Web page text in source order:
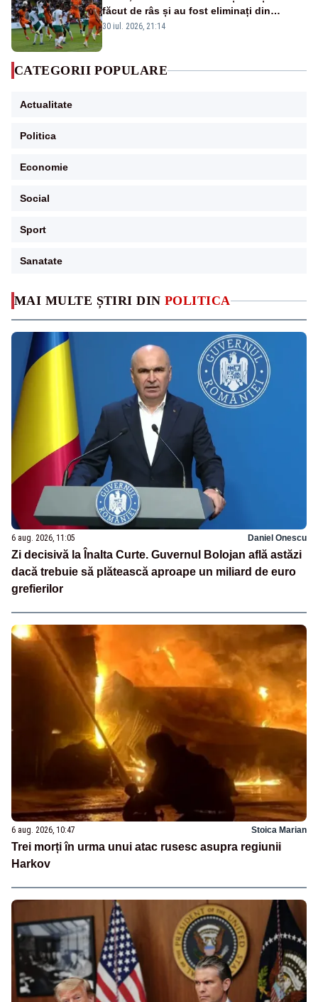
MAI MULTE ȘTIRI DIN POLITICA
6 aug. 2026, 11:05 Daniel Onescu
Zi decisivă la Înalta Curte. Guvernul Bolojan află astăzi
dacă trebuie să plătească aproape un miliard de euro
grefierilor
6 aug. 2026, 10:47 Stoica Marian
Trei morți în urma unui atac rusesc asupra regiunii
Harkov
făcut de râs și au fost eliminați din
Conference League
30 iul. 2026, 21:14
CATEGORII POPULARE
Actualitate
Politica
Economie
Social
Sport
Sanatate